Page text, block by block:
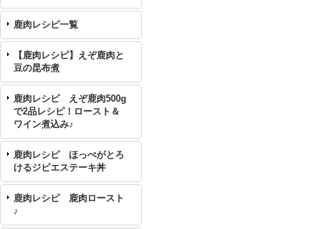
鹿肉レシピ一覧
【鹿肉レシピ】えぞ鹿肉と
豆の昆布煮
鹿肉レシピ えぞ鹿肉500g
で2品レシピ！ロースト＆
ワイン煮込み♪
鹿肉レシピ ほっぺがとろ
けるジビエステーキ丼
鹿肉レシピ 鹿肉ロースト
♪